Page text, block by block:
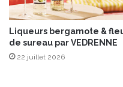
f
é
R
o
y
Liqueurs bergamote &
de sureau par VEDRENNE
22 juillet 2026